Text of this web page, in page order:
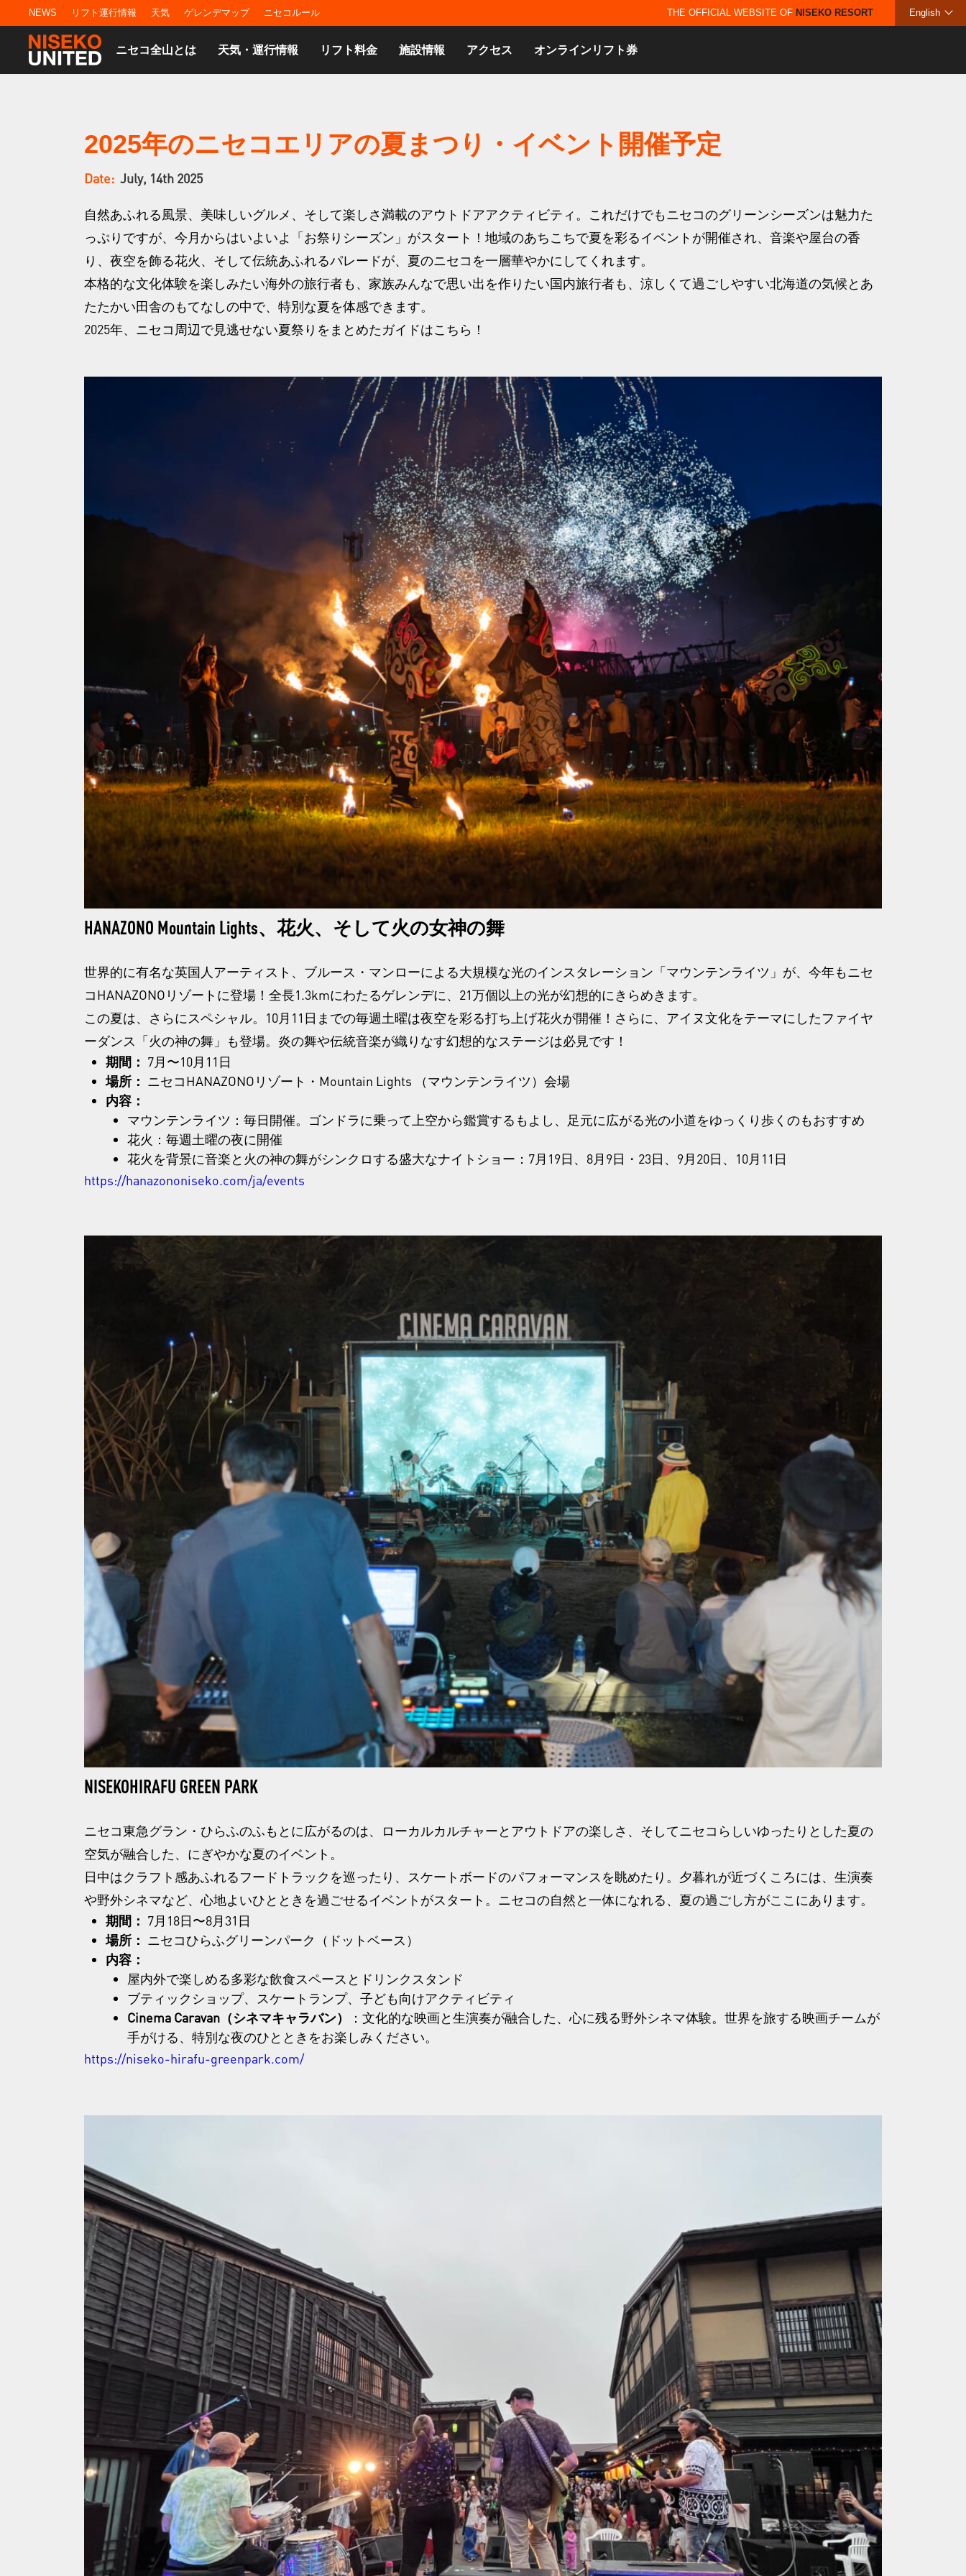
NEWS リフト運行情報 天気 ゲレンデマップ ニセコルール THE OFFICIAL WEBSITE OF NISEKO RESORT English
ニセコ全山とは 天気・運行情報 リフト料金 施設情報 アクセス オンラインリフト券
2025年のニセコエリアの夏まつり・イベント開催予定
Date: July, 14th 2025
自然あふれる風景、美味しいグルメ、そして楽しさ満載のアウトドアアクティビティ。これだけでもニセコのグリーンシーズンは魅力た
っぷりですが、今月からはいよいよ「お祭りシーズン」がスタート！地域のあちこちで夏を彩るイベントが開催され、音楽や屋台の香
り、夜空を飾る花火、そして伝統あふれるパレードが、夏のニセコを一層華やかにしてくれます。
本格的な文化体験を楽しみたい海外の旅行者も、家族みんなで思い出を作りたい国内旅行者も、涼しくて過ごしやすい北海道の気候とあ
たたかい田舎のもてなしの中で、特別な夏を体感できます。
2025年、ニセコ周辺で見逃せない夏祭りをまとめたガイドはこちら！
HANAZONO Mountain Lights、花火、そして火の女神の舞
世界的に有名な英国人アーティスト、ブルース・マンローによる大規模な光のインスタレーション「マウンテンライツ」が、今年もニセ
コHANAZONOリゾートに登場！全長1.3kmにわたるゲレンデに、21万個以上の光が幻想的にきらめきます。
この夏は、さらにスペシャル。10月11日までの毎週土曜は夜空を彩る打ち上げ花火が開催！さらに、アイヌ文化をテーマにしたファイヤ
ーダンス「火の神の舞」も登場。炎の舞や伝統音楽が織りなす幻想的なステージは必見です！
期間： 7月〜10月11日
場所： ニセコHANAZONOリゾート・Mountain Lights （マウンテンライツ）会場
内容：
マウンテンライツ：毎日開催。ゴンドラに乗って上空から鑑賞するもよし、足元に広がる光の小道をゆっくり歩くのもおすすめ
花火：毎週土曜の夜に開催
花火を背景に音楽と火の神の舞がシンクロする盛大なナイトショー：7月19日、8月9日・23日、9月20日、10月11日
https://hanazononiseko.com/ja/events
NISEKOHIRAFU GREEN PARK
ニセコ東急グラン・ひらふのふもとに広がるのは、ローカルカルチャーとアウトドアの楽しさ、そしてニセコらしいゆったりとした夏の
空気が融合した、にぎやかな夏のイベント。
日中はクラフト感あふれるフードトラックを巡ったり、スケートボードのパフォーマンスを眺めたり。夕暮れが近づくころには、生演奏
や野外シネマなど、心地よいひとときを過ごせるイベントがスタート。ニセコの自然と一体になれる、夏の過ごし方がここにあります。
期間： 7月18日〜8月31日
場所： ニセコひらふグリーンパーク（ドットベース）
内容：
屋内外で楽しめる多彩な飲食スペースとドリンクスタンド
ブティックショップ、スケートランプ、子ども向けアクティビティ
Cinema Caravan（シネマキャラバン）
：文化的な映画と生演奏が融合した、心に残る野外シネマ体験。世界を旅する映画チームが
手がける、特別な夜のひとときをお楽しみください。
https://niseko-hirafu-greenpark.com/